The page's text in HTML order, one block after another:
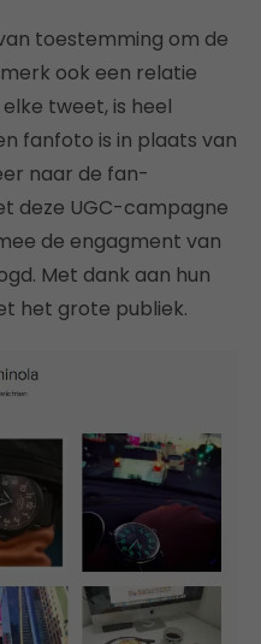
toestemming om de
ook een relatie
tweet, is heel
fanfoto is in plaats van
naar de fan-
deze UGC-campagne
de engagment van
Met dank aan hun
het grote publiek.